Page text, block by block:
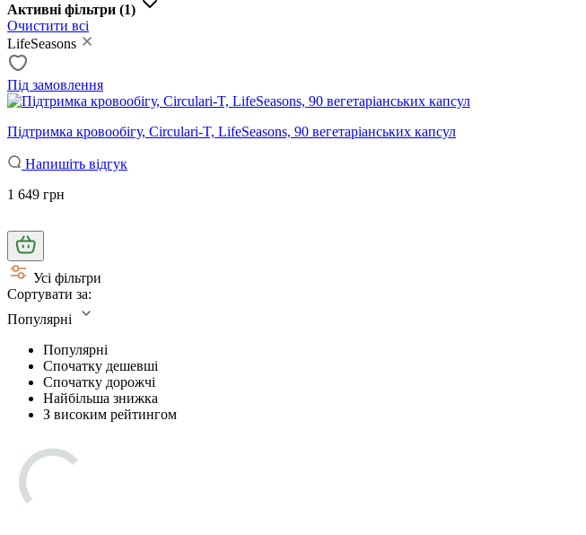
Активні фільтри (1)
Очистити всі
LifeSeasons
Під замовлення
Підтримка кровообігу, Circulari-T, LifeSeasons, 90 вегетаріанських капсул
Напишіть відгук
1 649 грн
Усі фільтри
Сортувати за:
Популярні
Популярні
Спочатку дешевші
Спочатку дорожчі
Найбільша знижка
З високим рейтингом